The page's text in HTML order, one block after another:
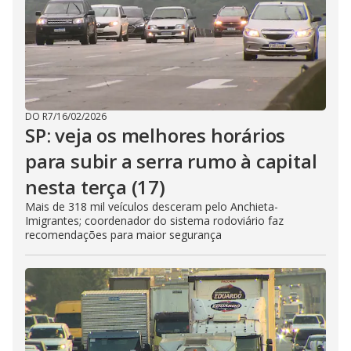
DO R7/16/02/2026
SP: veja os melhores horários
para subir a serra rumo à capital
nesta terça (17)
Mais de 318 mil veículos desceram pelo Anchieta-
Imigrantes; coordenador do sistema rodoviário faz
recomendações para maior segurança